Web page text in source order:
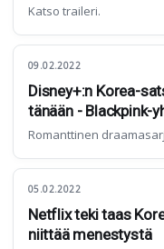
Katso traileri.
09.02.2022
Disney+:n Korea-
tänään - Blackpink-
Romanttinen
05.02.2022
Netflix teki taas
niittää menestystä